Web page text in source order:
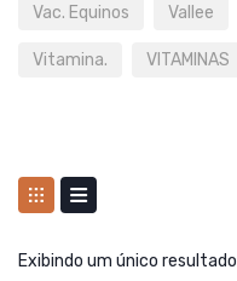
Vac. Equinos Vallee
Vitamina. VITAMINAS
Exibindo um único resultado